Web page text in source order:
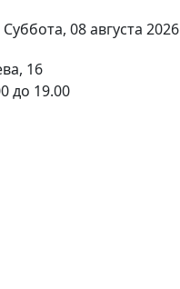
Суббота, 08 августа 2026
16
до 19.00